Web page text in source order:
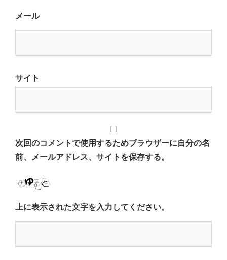
メール
サイト
次回のコメントで使用するためブラウザーに自分の名
前、メールアドレス、サイトを保存する。
上に表示された文字を入力してください。